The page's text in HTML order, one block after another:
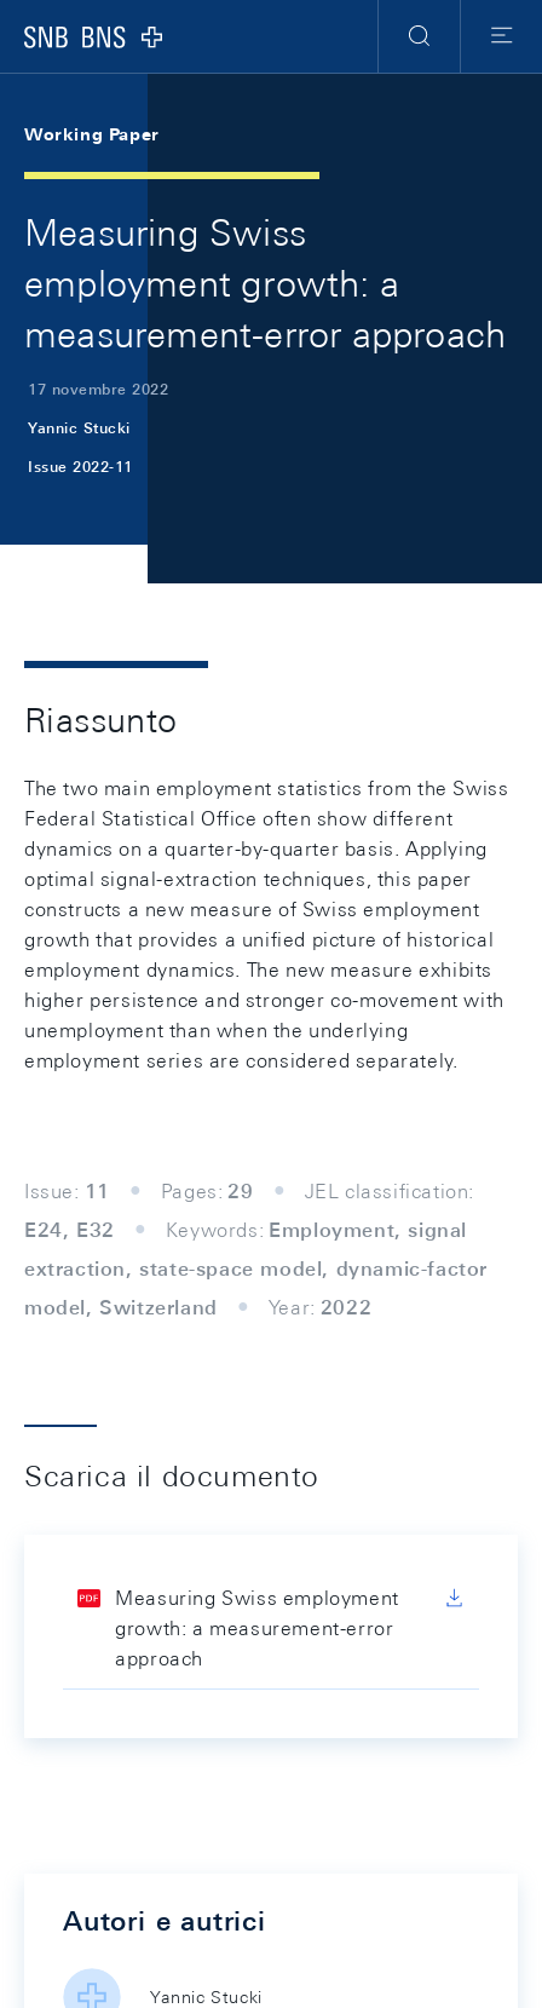
Logo
Ricerca
Menu
Working Paper
Measuring Swiss
employment growth: a
measurement-error approach
17 novembre 2022
Yannic Stucki
Issue 2022-11
Riassunto
The two main employment statistics from the Swiss
Federal Statistical Office often show different
dynamics on a quarter-by-quarter basis. Applying
optimal signal-extraction techniques, this paper
constructs a new measure of Swiss employment
growth that provides a unified picture of historical
employment dynamics. The new measure exhibits
higher persistence and stronger co-movement with
unemployment than when the underlying
employment series are considered separately.
Issue: 11 Pages: 29
JEL classification:
E24, E32
Keywords: Employment, signal
extraction, state-space model, dynamic-factor
model, Switzerland
Year: 2022
Scarica il documento
Measuring Swiss employment
growth: a measurement-error
approach
Autori e autrici
Yannic Stucki